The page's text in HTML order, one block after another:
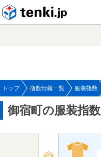
トップ 指数情報一覧 服装指数
御宿町の服装指数